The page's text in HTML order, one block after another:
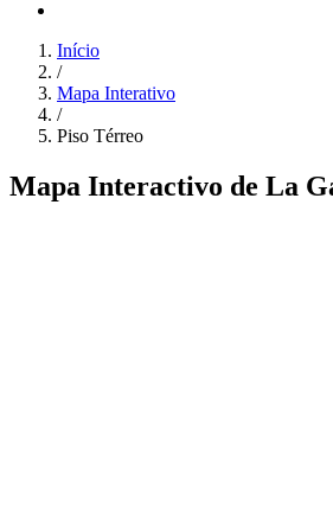
Início
/
Mapa Interativo
/
Piso Térreo
Mapa Interactivo de La